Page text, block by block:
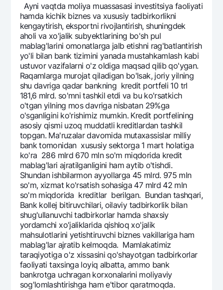
Aloqa markazi
+998 78 148-00-101344
Ayni vaqtda moliya muassasasi investitsiya faoliyati
hamda kichik biznes va xususiy tadbirkorlikni
kengaytirish, eksportni rivojlantirish, shuningdek
aholi va xo'jalik subyektlarining bo'sh pul
mablag'larini omonatlarga jalb etishni rag'batlantirish
yo'li bilan bank tizimini yanada mustahkamlash kabi
ustuvor vazifalarni o'z oldiga maqsad qilib qo'ygan.
Raqamlarga murojat qiladigan bo'lsak, joriy yilning
shu davriga qadar bankning kredit portfeli 10 trl
181,6 mlrd. so'mni tashkil etdi va bu ko'rsatkich
o'tgan yilning mos davriga nisbatan 29%ga
o'sganligini ko'rishimiz mumkin. Kredit portfelining
asosiy qismi uzoq muddatli kreditlardan tashkil
topgan. Ma'ruzalar davomida mutaxassislar milliy
bank tomonidan xususiy sektorga 1 mart holatiga
ko'ra 286 mlrd 670 mln so'm miqdorida kredit
mablag'lari ajratilganligini ham aytib o'tishdi.
Shundan ishbilarmon ayyollarga 45 mlrd. 975 mln
so'm, xizmat ko'rsatish sohasiga 47 mlrd 42 mln
so'm miqdorida kreditlar berilgan. Bundan tashqari,
Bank kollej bitiruvchilari, oilaviy tadbirkorlik bilan
shug'ullanuvchi tadbirkorlar hamda shaxsiy
yordamchi xo'jaliklarida qishloq xo'jalik
mahsulotlarini yetishtiruvchi biznes vakillariga ham
mablag'lar ajratib kelmoqda. Mamlakatimiz
taraqiyotiga o'z xissasini qo'shayotgan tadbirkorlar
faoliyati taxsinga loyiq albatta, ammo bank
bankrotga uchragan korxonalarini moliyaviy
sog'lomlashtirishga ham e'tibor qaratmoqda.